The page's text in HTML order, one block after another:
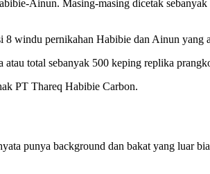
Ainun. Masing-masing dicetak
windu pernikahan Habibie dan Ainun yang
total sebanyak 500 keping replika
PT Thareq Habibie Carbon.
punya background dan bakat yang luar